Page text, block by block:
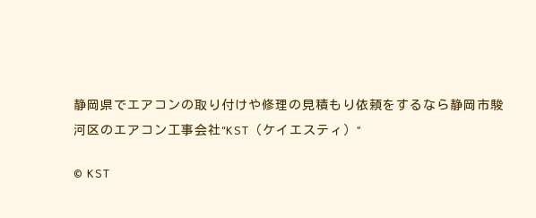
静岡県でエアコンの取り付けや修理の見積もり依頼をするなら静岡市駿
河区のエアコン工事会社“KST（ケイエスティ）”
© KST